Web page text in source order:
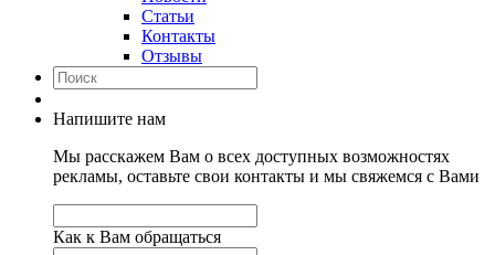
Статьи
Контакты
Отзывы
Напишите нам
Мы расскажем Вам о всех доступных возможностях
рекламы, оставьте свои контакты и мы свяжемся с Вами
Как к Вам обращаться